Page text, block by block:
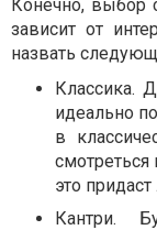
Конечно, выбор
зависит от
назвать
Классика.
идеально
в
смотреться
это
Кантри.